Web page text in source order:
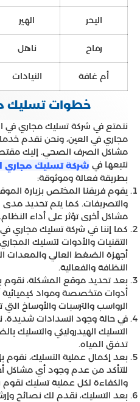
اليحر الهير
رماح ناهل
أم غافة النيادات
خطوات تسليك
نتمتع في شركة تسليك مجاري في
مجاري في العين، ونحن نقدم
مشاكل الصرف الصحي. إليك
نتبعها في شركة تسليك مجاري
بطريقة فعالة وموثوقة:
يقوم فريقنا المختص بزيارة
والتصريفات. كما يتم تحديد مدى
مشاكل أخرى تؤثر على أداء النظام.
كما إننا في شركة تسليك مجاري
التقنيات والأدوات لتسليك
أجهزة الضغط العالي والمعدات
النظافة والفعالية.
بعد تحديد موقع المشكلة، نقوم
أدوات متخصصة ومواد كيميائية
الرواسب والترسبات والأوساخ
في حالة وجود انسدادات
التسليك الهيدروليكي والتسليك
تدفق المياه.
بعد إكمال عملية التسليك، نقوم
للتأكد من عدم وجود أي مشاكل
والكفاءة لكل عملية تسليك نقوم
بعد التسليك، نقدم لك نصائح